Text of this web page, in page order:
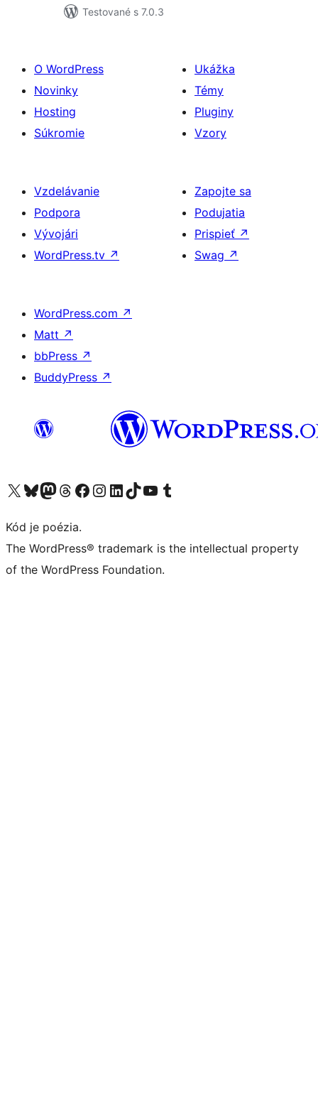
Testované s 7.0.3
O WordPress
Novinky
Hosting
Súkromie
Ukážka
Témy
Pluginy
Vzory
Vzdelávanie
Podpora
Vývojári
WordPress.tv ↗
Zapojte sa
Podujatia
Prispieť ↗
Swag ↗
WordPress.com ↗
Matt ↗
bbPress ↗
BuddyPress ↗
Navštívte náš účet na X (predtým Twitter)
Navštívte náš účet na platforme Bluesky
Navštívte náš účet na Mastodone
Navštívte náš účet na platforme Threads
Navštívte našu stránku na Facebooku
Navštívte náš účet Instagram
Navštívte náš účet LinkedIn
Navštívte náš účet na platforme TikTok
Navštívte náš kanál YouTube
Navštívte náš účet na platforme Tumblr
Kód je poézia.
The WordPress® trademark is the intellectual property
of the WordPress Foundation.